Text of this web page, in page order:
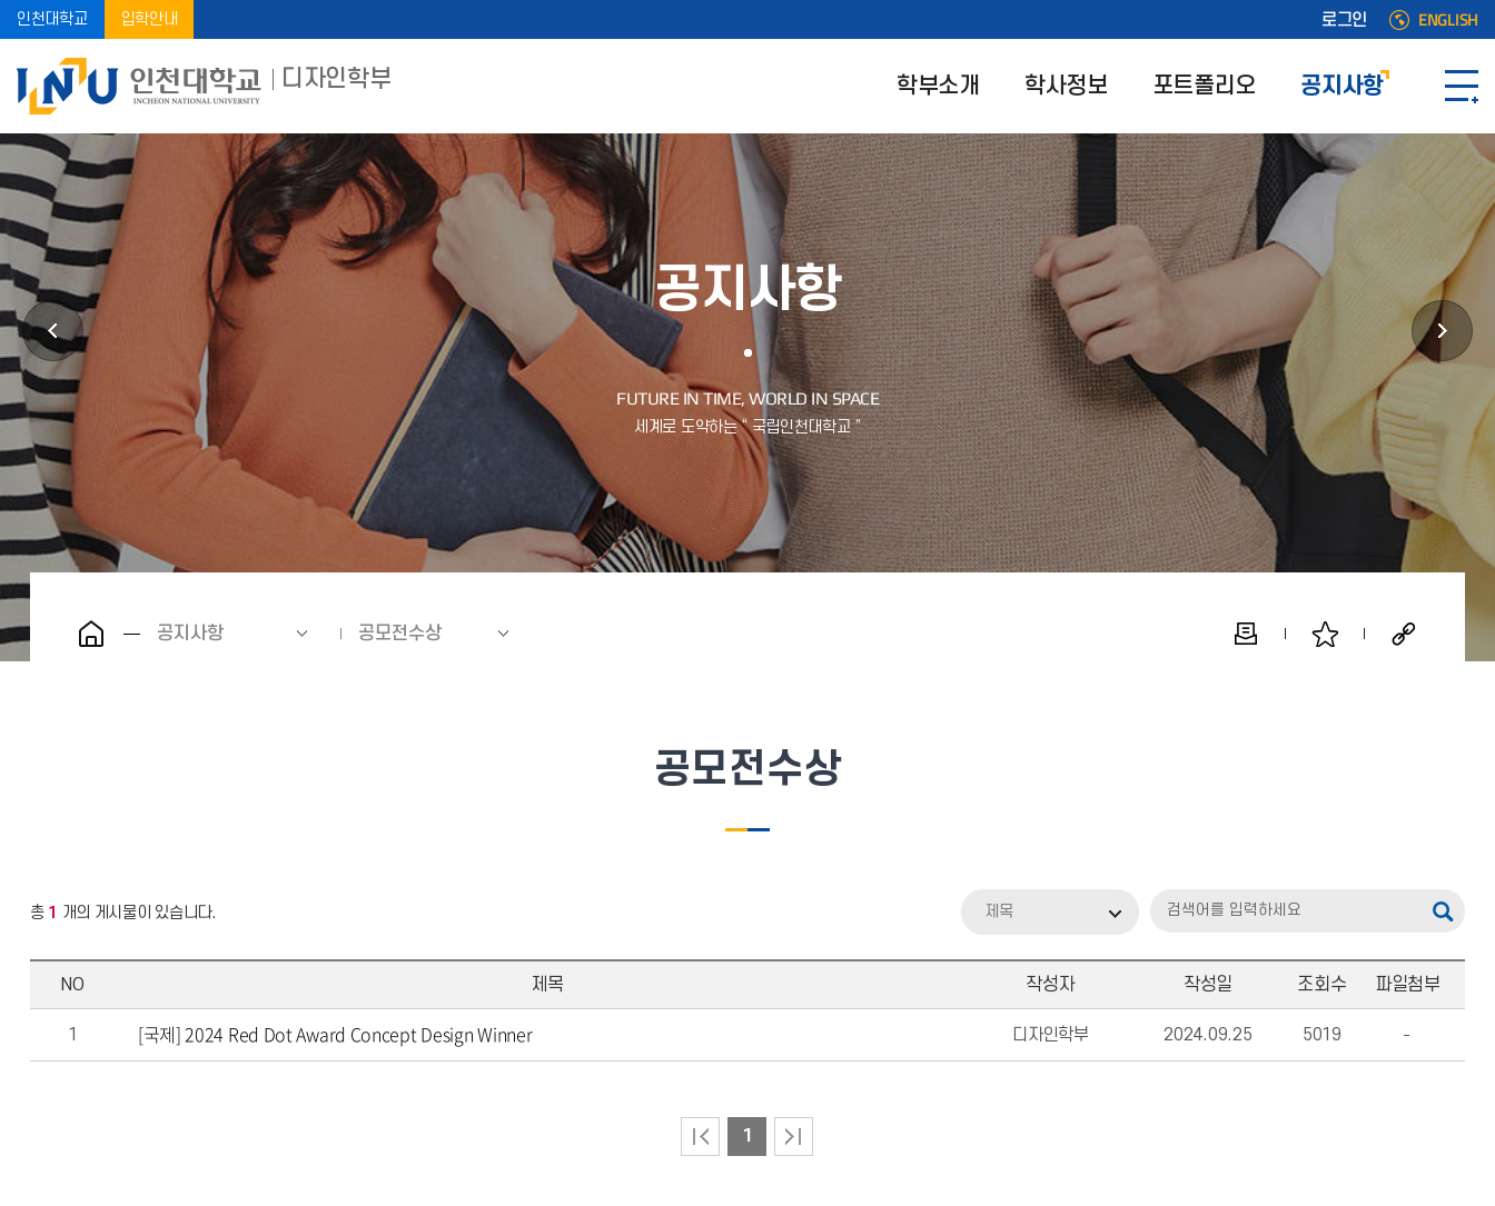
인천대학교 입학안내 로그인 ENGLISH
디자인학부 학부소개 학사정보 포트폴리오 공지사항
공지사항
공지사항 공모전수상
공모전수상
총 1 개의 게시물이 있습니다. 제목
NO 제목 작성자 작성일 조회수 파일첨부
1 [국제] 2024 Red Dot Award Concept Design Winner 디자인학부 2024.09.25 5019
1